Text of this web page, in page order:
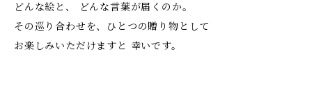
どんな絵と、 どんな言葉が届くのか。
その巡り合わせを、ひとつの贈り物として
お楽しみいただけますと 幸いです。